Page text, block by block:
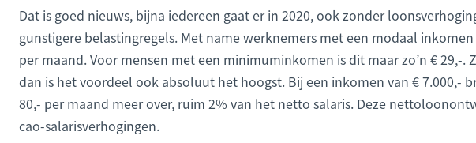
Dat is goed nieuws, bijna iedereen gaat er in 2020, ook zonder
gunstigere belastingregels. Met name werknemers met een modaal
per maand. Voor mensen met een minimuminkomen is dit maar zo’n € 29,-.
dan is het voordeel ook absoluut het hoogst. Bij een inkomen van € 7.000,-
80,- per maand meer over, ruim 2% van het netto salaris. Deze
cao-salarisverhogingen.